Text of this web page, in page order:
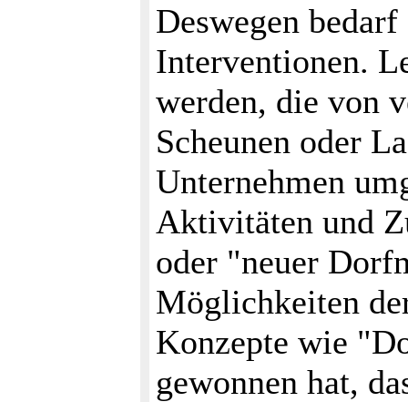
Deswegen
Interventionen.
werden, die von
Scheunen oder
Unternehmen
Aktivitäten und
oder "neuer
Möglichkeiten
Konzepte wie
gewonnen hat,